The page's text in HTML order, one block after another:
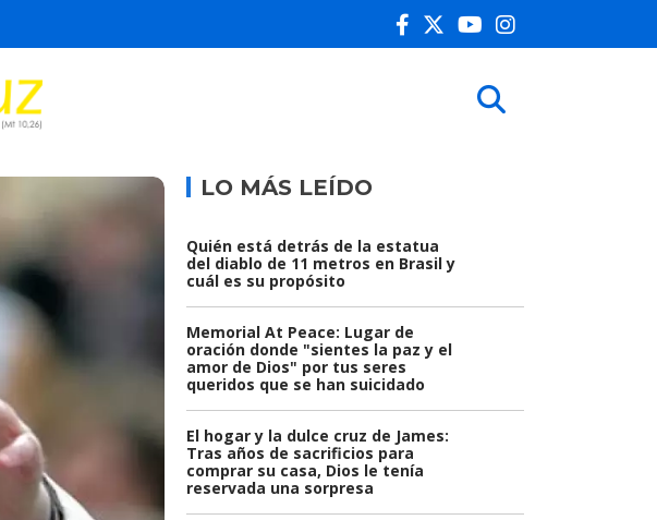
LO MÁS LEÍDO
Quién está detrás de la estatua
del diablo de 11 metros en Brasil y
cuál es su propósito
Memorial At Peace: Lugar de
oración donde "sientes la paz y el
amor de Dios" por tus seres
queridos que se han suicidado
El hogar y la dulce cruz de James:
Tras años de sacrificios para
comprar su casa, Dios le tenía
reservada una sorpresa